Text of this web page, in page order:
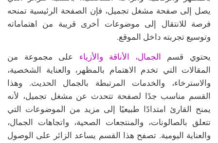
يصل إلى صفحة مشغل تجميل، فإن الصفحة الرئيسية تمنحه
فرصة للانتقال إلى موضوعات أخرى قريبة من اهتماماته
وتوسيع تجربته داخل الموقع.
يحتوي قسم الجمال، الأناقة والأزياء على مجموعة من
المقالات التي تخدم الاهتمام بالمظهر، والعناية الشخصية،
والاسترخاء، والخدمات المرتبطة بالجمال الحديث. وهذا
القسم مناسب جدًا لصفحة تتحدث عن مشغل تجميل، لأنه
يمنح القارئ امتدادًا طبيعيًا إلى مزيد من الموضوعات التي
تتعلق بالصالونات، والمنتجعات الصحية، واتجاهات الجمال،
والعناية اليومية. تصفح هذا القسم يساعد الزائر على الوصول